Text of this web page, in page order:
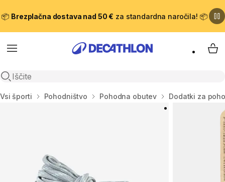
📦 Brezplačna dostava nad 50 € za standardna naročila! 📦
Meni
Odpri iskanje
Domov
Vsi športi Pohodništvo Pohodna obutev Dodatki za